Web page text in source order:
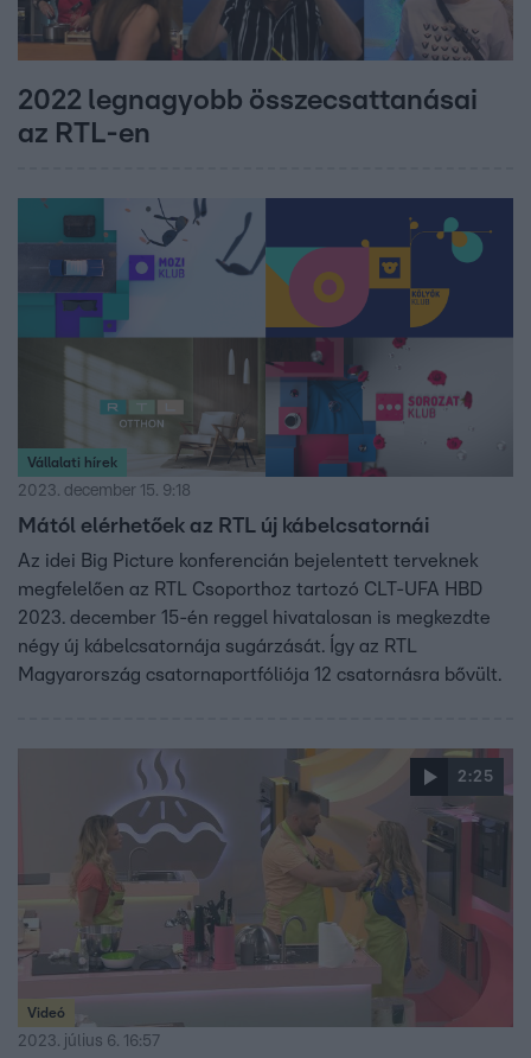
2022 legnagyobb összecsattanásai
az RTL-en
Vállalati hírek
2023. december 15. 9:18
Mától elérhetőek az RTL új kábelcsatornái
Az idei Big Picture konferencián bejelentett terveknek
megfelelően az RTL Csoporthoz tartozó CLT-UFA HBD
2023. december 15-én reggel hivatalosan is megkezdte
négy új kábelcsatornája sugárzását. Így az RTL
Magyarország csatornaportfóliója 12 csatornásra bővült.
2:25
Videó
2023. július 6. 16:57